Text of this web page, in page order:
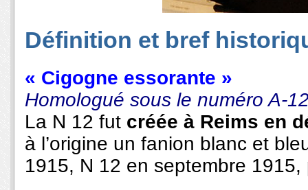
Définition et bref
« Cigogne essorante »
Homologué sous le numéro A-
La N 12 fut créée à Reims en
à l’origine un fanion blanc et
1915, N 12 en septembre